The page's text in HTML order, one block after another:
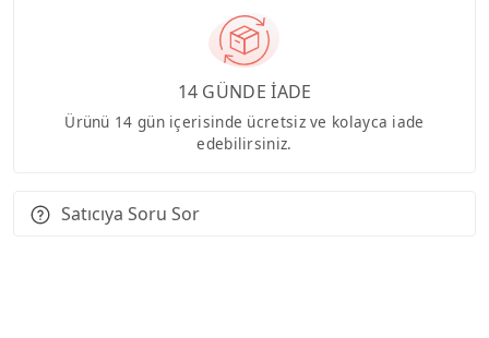
14 GÜNDE İADE
Ürünü 14 gün içerisinde ücretsiz ve kolayca iade
edebilirsiniz.
Satıcıya Soru Sor